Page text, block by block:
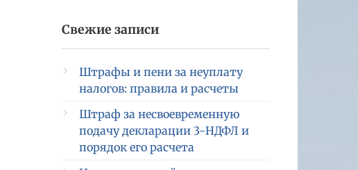
Свежие записи
Штрафы и пени за неуплату
налогов: правила и расчеты
Штраф за несвоевременную
подачу декларации 3-НДФЛ и
порядок его расчета